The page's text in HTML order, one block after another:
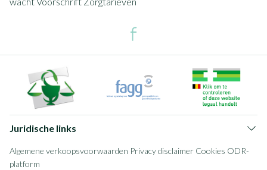
Juridische links
Algemene verkoopsvoorwaarden Privacy disclaimer Cookies ODR-
platform